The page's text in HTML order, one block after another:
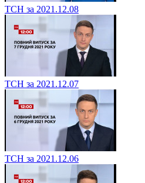
ТСН за 2021.12.08
ТСН за 2021.12.07
ТСН за 2021.12.06